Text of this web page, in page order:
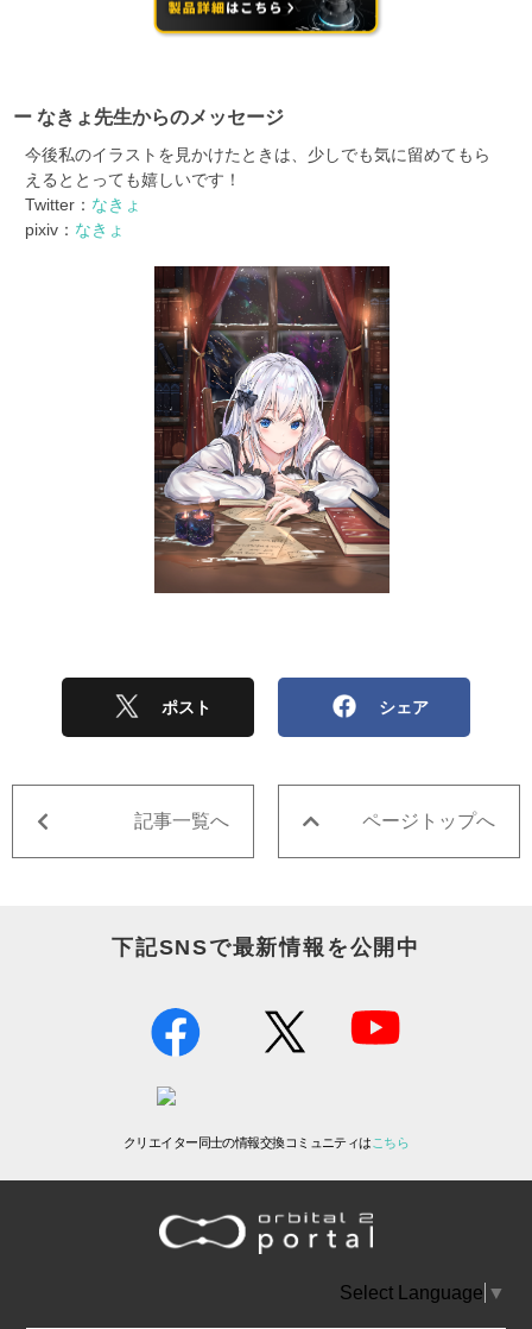
ー なきょ先生からのメッセージ
今後私のイラストを見かけたときは、少しでも気に留めてもら
えるととっても嬉しいです！
Twitter： なきょ
pixiv： なきょ
ポスト シェア
記事一覧へ ページトップへ
下記SNSで最新情報を公開中
クリエイター同士の情報交換コミュニティは こちら
Select Language ▼